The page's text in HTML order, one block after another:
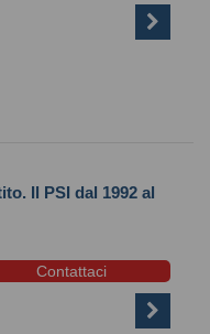
Il PSI dal 1992 al
Contattaci